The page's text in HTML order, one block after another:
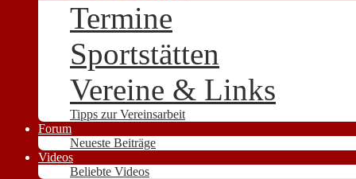
Termine
Sportstätten
Vereine & Links
Tipps zur Vereinsarbeit
Forum
Neueste Beiträge
Videos
Beliebte Videos